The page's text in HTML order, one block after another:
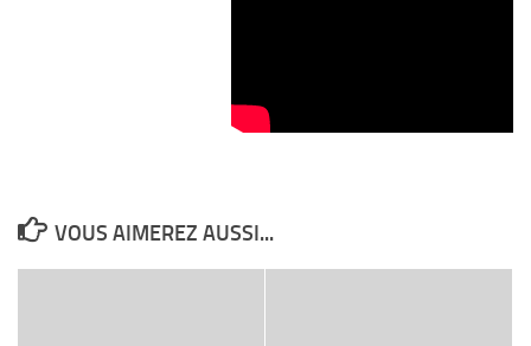
VOUS AIMEREZ AUSSI...